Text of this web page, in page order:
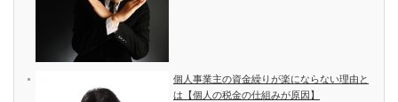
個人事業主の資金繰りが楽にならない理由と
は【個人の税金の仕組みが原因】